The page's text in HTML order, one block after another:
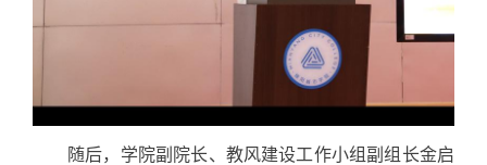
随后，学院副院长、教风建设工作小组副组长金启